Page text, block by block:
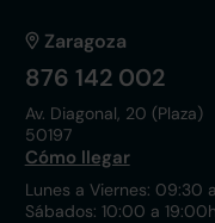
Zaragoza
876 142 002
Av. Diagonal, 20 (Plaza)
50197
Cómo llegar
Lunes a Viernes: 09:30
Sábados: 10:00 a 19:00h